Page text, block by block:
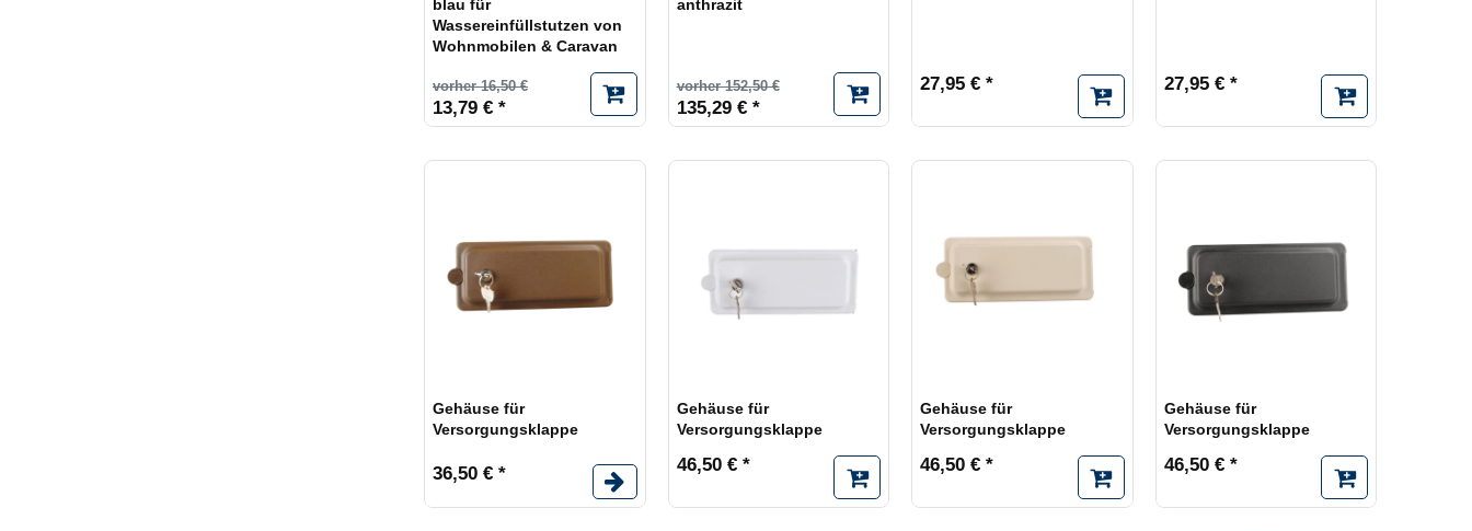
blau für
Wassereinfüllstutzen von
Wohnmobilen & Caravan
vorher 16,50 €
13,79 € *
anthrazit
vorher 152,50 €
135,29 € *
27,95 € * 27,95 € *
Gehäuse für
Versorgungsklappe
36,50 € *
Gehäuse für
Versorgungsklappe
46,50 € *
Gehäuse für
Versorgungsklappe
46,50 € *
Gehäuse für
Versorgungsklappe
46,50 € *